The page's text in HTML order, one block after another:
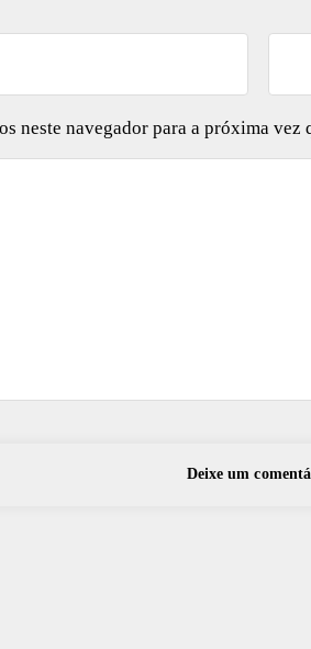
neste navegador para a próxima vez